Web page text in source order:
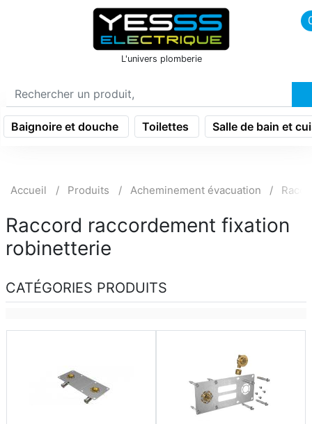
icon menu burger
L'univers plomberie
Baignoire et douche Toilettes Salle de bain et
Accueil Produits Acheminement évacuation
Raccord raccordement fixation
robinetterie
CATÉGORIES PRODUITS